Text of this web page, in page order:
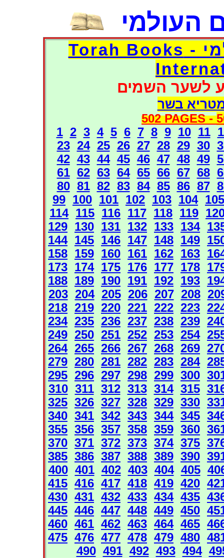
העולמי
דפי אוצר הספרים העולמי - Torah Books
לשער השמים
בשר
502 PAGES -
1 2 3 4 5 6 7 8 9 10 11
23 24 25 26 27 28 29 30
42 43 44 45 46 47 48 49
61 62 63 64 65 66 67 68
80 81 82 83 84 85 86 87
99 100 101 102 103 104 105
114 115 116 117 118 119
129 130 131 132 133 134
144 145 146 147 148 149
158 159 160 161 162 163
173 174 175 176 177 178
188 189 190 191 192 193
203 204 205 206 207 208
218 219 220 221 222 223
234 235 236 237 238 239
249 250 251 252 253 254
264 265 266 267 268 269
279 280 281 282 283 284
295 296 297 298 299 300
310 311 312 313 314 315
325 326 327 328 329 330
340 341 342 343 344 345
355 356 357 358 359 360
370 371 372 373 374 375
385 386 387 388 389 390
400 401 402 403 404 405
415 416 417 418 419 420
430 431 432 433 434 435
445 446 447 448 449 450
460 461 462 463 464 465
475 476 477 478 479 480
490 491 492 493 494